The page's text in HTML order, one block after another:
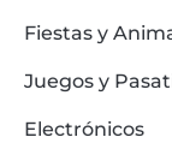
Fiestas y
Juegos y
Electrónicos